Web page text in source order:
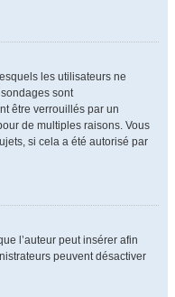
les utilisateurs ne
sont
être verrouillés par un
de multiples raisons. Vous
si cela a été autorisé par
l’auteur peut insérer afin
peuvent désactiver